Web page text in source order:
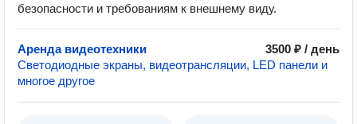
безопасности и требованиям к внешнему виду.
Аренда видеотехники
3500 ₽ / день
Светодиодные экраны, видеотрансляции, LED панели и
многое другое